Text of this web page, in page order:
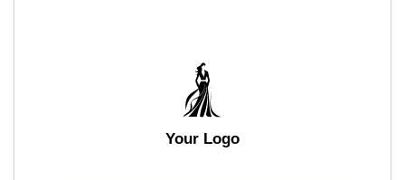
Your Logo